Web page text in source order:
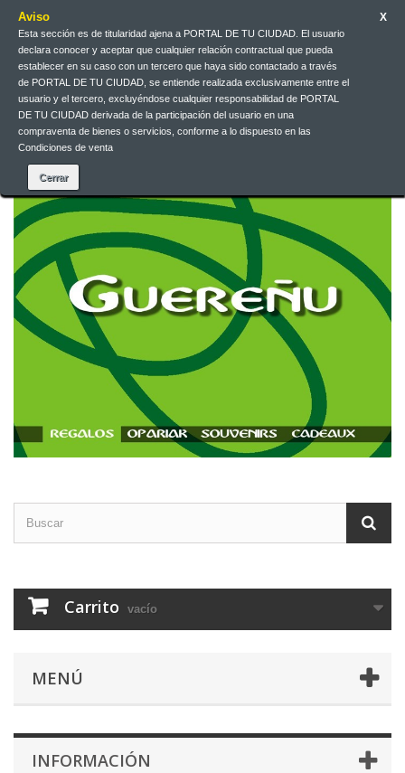
Aviso
Esta sección es de titularidad ajena a PORTAL DE TU CIUDAD. El usuario
declara conocer y aceptar que cualquier relación contractual que pueda
establecer en su caso con un tercero que haya sido contactado a través
de PORTAL DE TU CIUDAD, se entiende realizada exclusivamente entre el
usuario y el tercero, excluyéndose cualquier responsabilidad de PORTAL
DE TU CIUDAD derivada de la participación del usuario en una
compraventa de bienes o servicios, conforme a lo dispuesto en las
Condiciones de venta
X
Iniciar sesión
EUR
Español
Contacte con nosotros
Carrito vacío
MENÚ
INFORMACIÓN